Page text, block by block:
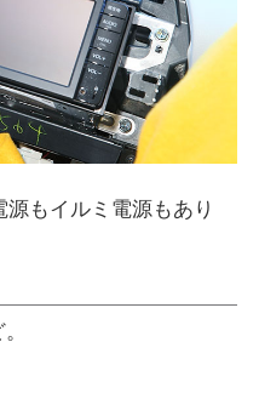
源もイルミ電源もあり